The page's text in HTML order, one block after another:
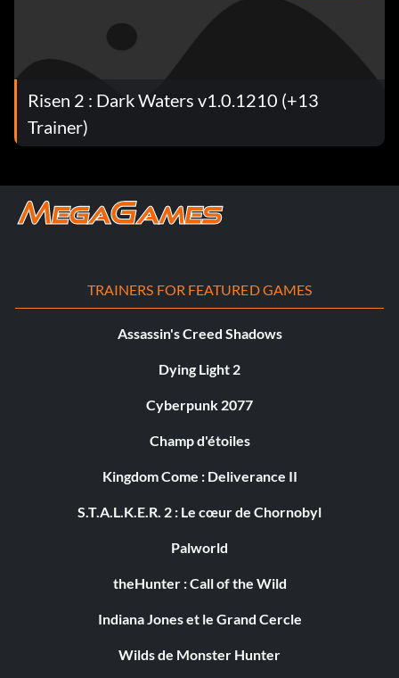
Risen 2 : Dark Waters v1.0.1210 (+13
Trainer)
TRAINERS FOR FEATURED GAMES
Assassin's Creed Shadows
Dying Light 2
Cyberpunk 2077
Champ d'étoiles
Kingdom Come : Deliverance II
S.T.A.L.K.E.R. 2 : Le cœur de Chornobyl
Palworld
theHunter : Call of the Wild
Indiana Jones et le Grand Cercle
Wilds de Monster Hunter